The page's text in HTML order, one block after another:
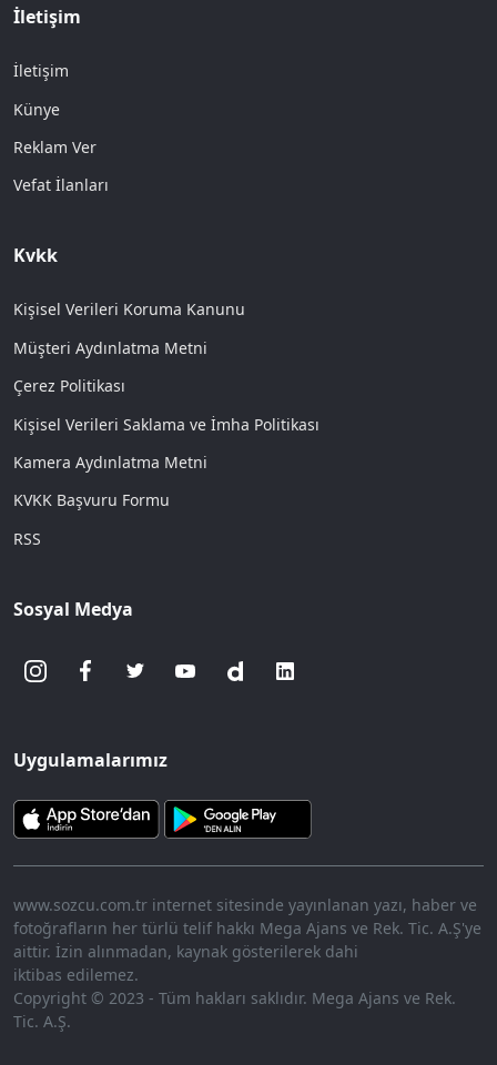
İletişim
İletişim
Künye
Reklam Ver
Vefat İlanları
Kvkk
Kişisel Verileri Koruma Kanunu
Müşteri Aydınlatma Metni
Çerez Politikası
Kişisel Verileri Saklama ve İmha Politikası
Kamera Aydınlatma Metni
KVKK Başvuru Formu
RSS
Sosyal Medya
Uygulamalarımız
www.sozcu.com.tr internet sitesinde yayınlanan yazı, haber ve
fotoğrafların her türlü telif hakkı Mega Ajans ve Rek. Tic. A.Ş'ye
aittir. İzin alınmadan, kaynak gösterilerek dahi
iktibas edilemez.
Copyright © 2023 - Tüm hakları saklıdır. Mega Ajans ve Rek.
Tic. A.Ş.